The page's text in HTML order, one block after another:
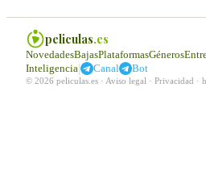
peliculas.es
NovedadesBajasPlataformasGéneros
Inteligencia| Canal Bot
© 2026 peliculas.es · Aviso legal · Privacidad ·